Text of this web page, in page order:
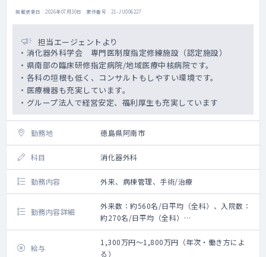
掲載更新日 : 2026年07月30日 案件番号 : 21-JU006227
担当エージェントより
・消化器外科学会 専門医制度指定修練施設（認定施設）
・県南部の臨床研修指定病院/地域医療中核病院です。
・各科の垣根も低く、コンサルトもしやすい環境です。
・医療機器も充実しています。
・グループ法人で経営安定、福利厚生も充実しています
勤務地 徳島県阿南市
科目 消化器外科
勤務内容 外来、病棟管理、手術/治療
勤務内容詳細
外来数：約560名/日平均（全科）、入院数：
約270名/日平均（全科）
救急搬入数：約5台/日平均（全科）
給与
1,300万円～1,800万円（年次・働き方によ
る）